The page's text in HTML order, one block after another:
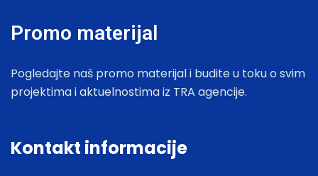
Promo materijal
Pogledajte naš promo materijal i budite u toku o svim
projektima i aktuelnostima iz TRA agencije.
Kontakt informacije